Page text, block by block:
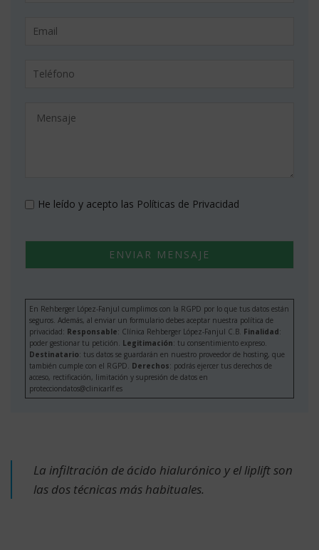
He leído y acepto las Políticas de Privacidad
En Rehberger López-Fanjul cumplimos con la RGPD por lo que tus datos están
seguros. Además, al enviar un formulario debes aceptar nuestra política de
privacidad: Responsable: Clínica Rehberger López-Fanjul C.B. Finalidad:
poder gestionar tu petición. Legitimación: tu consentimiento expreso.
Destinatario: tus datos se guardarán en nuestro proveedor de hosting, que
también cumple con el RGPD. Derechos: podrás ejercer tus derechos de
acceso, rectificación, limitación y supresión de datos en
protecciondatos@clinicarlf.es
La infiltración de ácido hialurónico y el liplift son
las dos técnicas más habituales.